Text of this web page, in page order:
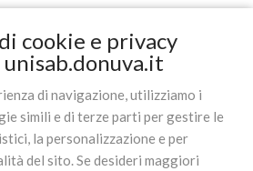
cookie e privacy
di navigazione, utilizziamo i
simili e di terze parti per gestire le
la personalizzazione e per
del sito. Se desideri maggiori